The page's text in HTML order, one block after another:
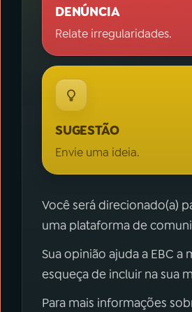
DENÚNCIA
Relate irregularidades.
SUGESTÃO
Envie uma ideia.
Você será direcionado(a)
uma plataforma de
Sua opinião ajuda a EBC
esqueça de incluir na sua
Para mais informações